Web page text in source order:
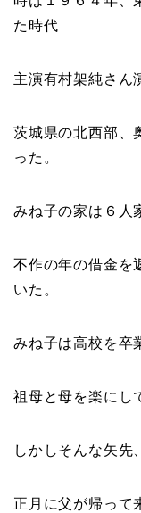
た時代
主演有村架純さん
茨城県の北西部、
った。
みね子の家は６人
不作の年の借金を
いた。
みね子は高校を卒
祖母と母を楽にし
しかしそんな矢先、
正月に父が帰って